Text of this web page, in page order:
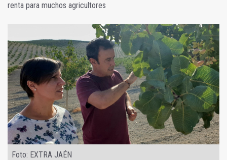
renta para muchos agricultores
Foto: EXTRA JAÉN